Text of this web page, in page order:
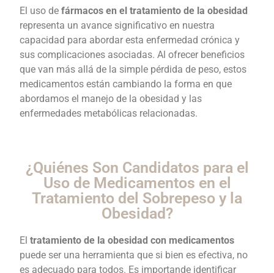
El uso de fármacos en el tratamiento de la obesidad
representa un avance significativo en nuestra
capacidad para abordar esta enfermedad crónica y
sus complicaciones asociadas. Al ofrecer beneficios
que van más allá de la simple pérdida de peso, estos
medicamentos están cambiando la forma en que
abordamos el manejo de la obesidad y las
enfermedades metabólicas relacionadas.
¿Quiénes Son Candidatos para el
Uso de Medicamentos en el
Tratamiento del Sobrepeso y la
Obesidad?
El tratamiento de la obesidad con medicamentos
puede ser una herramienta que si bien es efectiva, no
es adecuado para todos. Es importande identificar